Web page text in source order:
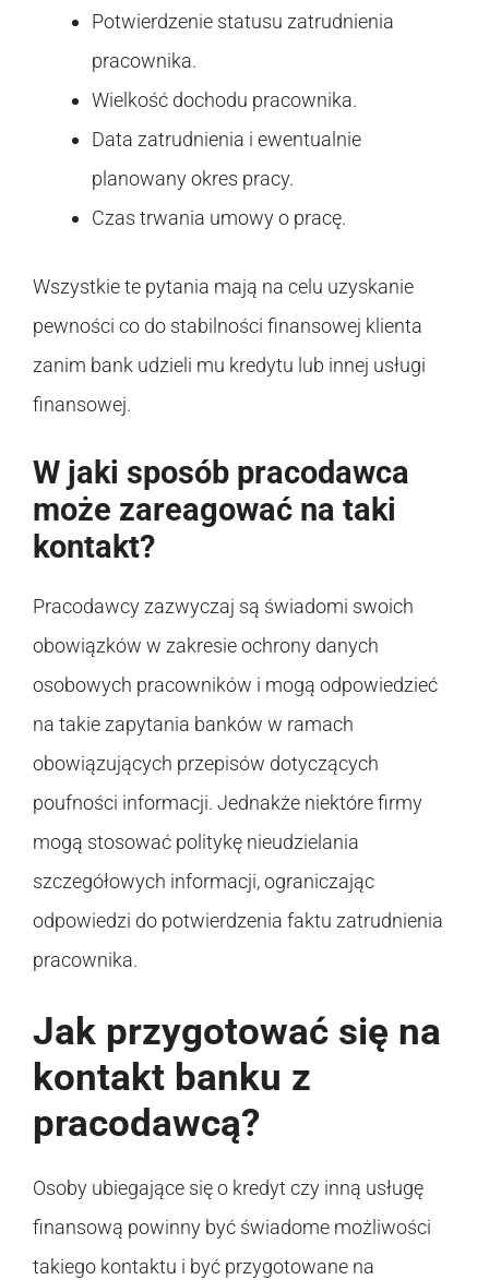
Potwierdzenie statusu zatrudnienia
pracownika.
Wielkość dochodu pracownika.
Data zatrudnienia i ewentualnie
planowany okres pracy.
Czas trwania umowy o pracę.
Wszystkie te pytania mają na celu uzyskanie
pewności co do stabilności finansowej klienta
zanim bank udzieli mu kredytu lub innej usługi
finansowej.
W jaki sposób pracodawca
może zareagować na taki
kontakt?
Pracodawcy zazwyczaj są świadomi swoich
obowiązków w zakresie ochrony danych
osobowych pracowników i mogą odpowiedzieć
na takie zapytania banków w ramach
obowiązujących przepisów dotyczących
poufności informacji. Jednakże niektóre firmy
mogą stosować politykę nieudzielania
szczegółowych informacji, ograniczając
odpowiedzi do potwierdzenia faktu zatrudnienia
pracownika.
Jak przygotować się na
kontakt banku z
pracodawcą?
Osoby ubiegające się o kredyt czy inną usługę
finansową powinny być świadome możliwości
takiego kontaktu i być przygotowane na